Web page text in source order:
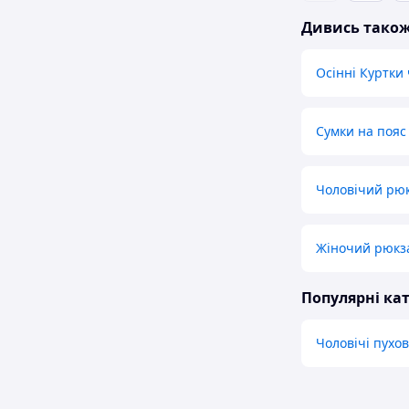
Дивись
Осінні Куртки
Сумки на пояс
Чоловічий
Жіночий
Популярні
Чоловічі